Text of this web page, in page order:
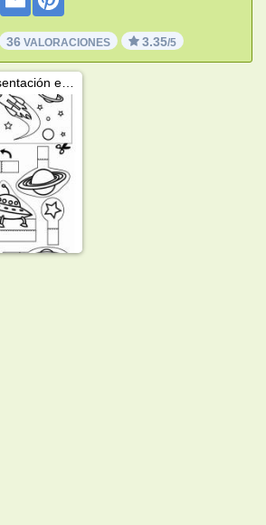
36VALORACIONES 3.35/5
Caja de presentación espacial